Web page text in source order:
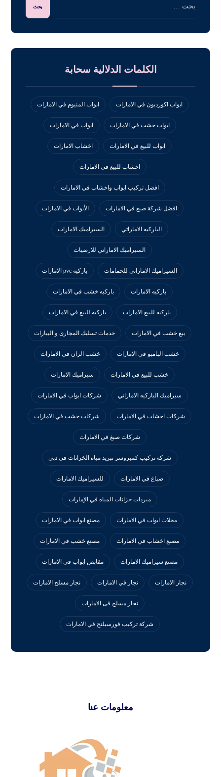
الكلمات الدلالية سحابة
ابواب اكورديون في الامارات ابواب المنيوم في الامارات
ابواب خشب في الامارات ابواب في الامارات
ابواب للبيع في الامارات اخشاب الامارات
اخشاب للبيع في الامارات
افضل تركيب ابواب واخشاب في الامارات
افضل شركة صبغ في الامارات الأبواب في الامارات
الباركيه الاماراتي السيراميك الامارات
السيراميك الاماراتي للارضيات
السيراميك الاماراتي للحمامات باركيه pvc الامارات
باركيه الامارات باركيه خشب في الامارات
باركيه للبيع الامارات باركيه للبيع في الامارات
بيع خشب في الامارات خدمات تسليك المجارى و البيارات
خشب البامبو في الامارات خشب الزان في الامارات
خشب للبيع في الامارات سيراميك الامارات
سيراميك الباركيه الاماراتي شركات ابواب في الامارات
شركات اخشاب في الامارات شركات خشب في الامارات
شركات صبغ في الامارات
شركه تركيب كمبروسر تبريد مياه الخزانات في دبي
صباغ في الامارات للسيراميك الامارات
مبردات خزانات المياه في الإمارات
محلات ابواب في الامارات مصنع ابواب في الامارات
مصنع اخشاب في الامارات مصنع خشب في الامارات
مصنع سيراميك الامارات مقابض ابواب في الامارات
نجار الامارات نجار في الامارات نجار مسلح الامارات
نجار مسلح فى الامارات
‏شركة تركيب فورسيلنج في الامارات
معلومات عنا